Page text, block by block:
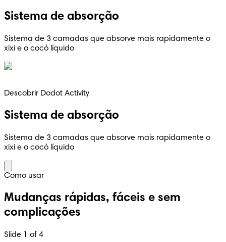
Sistema de absorção
Sistema de 3 camadas que absorve mais rapidamente o
xixi e o cocó líquido
Descobrir Dodot Activity
Sistema de absorção
Sistema de 3 camadas que absorve mais rapidamente o
xixi e o cocó líquido
Como usar
Mudanças rápidas, fáceis e sem
complicações
Slide 1 of 4